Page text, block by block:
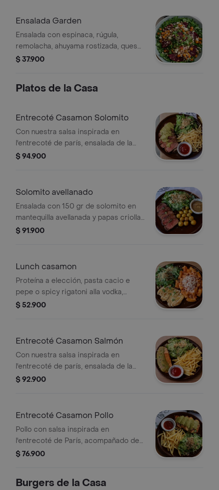
Ensalada Garden
Ensalada con espinaca, rúgula,
remolacha, ahuyama rostizada, queso
feta, nueces y vinagreta de la casa.
$ 37.900
Platos de la Casa
Entrecoté Casamon Solomito
Con nuestra salsa inspirada en
l'entrecoté de parís, ensalada de la
casa con salsa de la casa y papas a la
$ 94.900
Solomito avellanado
Ensalada con 150 gr de solomito en
mantequilla avellanada y papas criollas
salteadas al limón y ensalada de la
$ 91.900
Lunch casamon
Proteína a elección, pasta cacio e
pepe o spicy rigatoni alla vodka,
acompañada de ensalada de la casa.
$ 52.900
Entrecoté Casamon Salmón
Con nuestra salsa inspirada en
l'entrecoté de parís, ensalada de la
casa con salsa de la casa y papas a la
$ 92.900
Entrecoté Casamon Pollo
Pollo con salsa inspirada en
l'entrecoté de París, acompañado de
ensalada de la casa y papas a la
$ 76.900
Burgers de la Casa